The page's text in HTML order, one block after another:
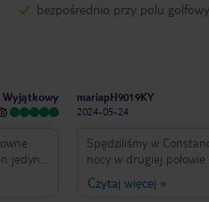
bezpośrednio przy polu
Wyjątkowy
jedyny
miejsce
mariapH9019KY
2024-05-24
Spędziliśmy w
nocy w drugiej połowie
hotel, restauracje, plaża
nasze najśmielsze
Czytaj więcej »